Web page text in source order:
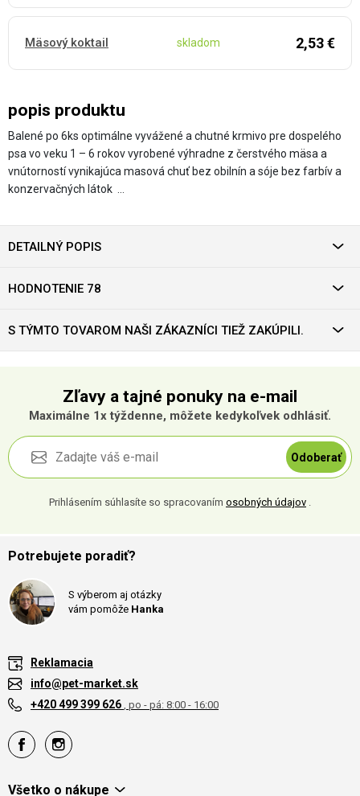
popis produktu
Balené po 6ks optimálne vyvážené a chutné krmivo pre dospelého
psa vo veku 1 – 6 rokov vyrobené výhradne z čerstvého mäsa a
vnútorností vynikajúca masová chuť bez obilnín a sóje bez farbív a
konzervačných látok …
Mäsový koktail skladom 2,53 €
DETAILNÝ POPIS
HODNOTENIE 78
S TÝMTO TOVAROM NAŠI ZÁKAZNÍCI TIEŽ ZAKÚPILI.
Zľavy a tajné ponuky na e-mail
Maximálne 1x týždenne, môžete kedykoľvek odhlásiť.
Odoberať
Prihlásením súhlasíte so spracovaním osobných údajov .
Potrebujete poradiť?
S výberom aj otázky
vám pomôže Hanka
Reklamacia
info@pet-market.sk
+420 499 399 626 , po - pá: 8:00 - 16:00
Všetko o nákupe